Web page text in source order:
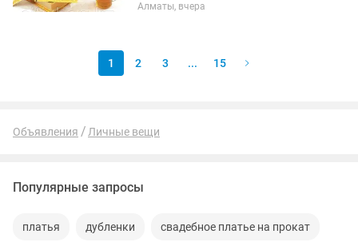
экзотических трав. Полезные свойства:
Алматы, вчера
1 2 3 ... 15
Объявления Личные вещи
Популярные запросы
платья дубленки свадебное платье на прокат